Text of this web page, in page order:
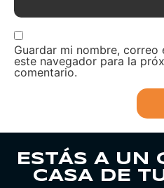
Guardar mi nombre,
este navegador para la
comentario.
ESTÁS A UN
CASA DE